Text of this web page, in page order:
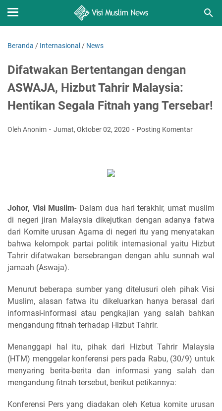
Beranda / Internasional / News
Difatwakan Bertentangan dengan
ASWAJA, Hizbut Tahrir Malaysia:
Hentikan Segala Fitnah yang Tersebar!
Oleh Anonim Jumat, Oktober 02, 2020 Posting Komentar
Johor, Visi Muslim- Dalam dua hari terakhir, umat muslim
di negeri jiran Malaysia dikejutkan dengan adanya fatwa
dari Komite urusan Agama di negeri itu yang menyatakan
bahwa kelompok partai politik internasional yaitu Hizbut
Tahrir difatwakan bersebrangan dengan ahlu sunnah wal
jamaah (Aswaja).
Menurut beberapa sumber yang ditelusuri oleh pihak Visi
Muslim, alasan fatwa itu dikeluarkan hanya berasal dari
informasi-informasi atau pengkajian yang salah bahkan
mengandung fitnah terhadap Hizbut Tahrir.
Menanggapi hal itu, pihak dari Hizbut Tahrir Malaysia
(HTM) menggelar konferensi pers pada Rabu, (30/9) untuk
menyaring berita-berita dan informasi yang salah dan
mengandung fitnah tersebut, berikut petikannya:
Konferensi Pers yang diadakan oleh Ketua komite urusan